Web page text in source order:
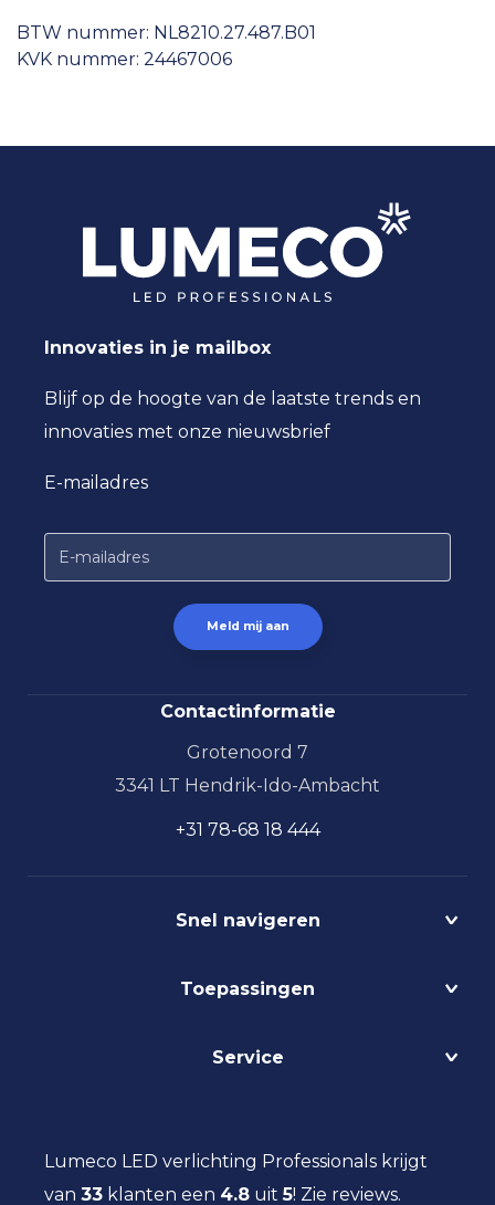
BTW nummer: NL8210.27.487.B01
KVK nummer: 24467006
Innovaties in je mailbox
Blijf op de hoogte van de laatste trends en
innovaties met onze nieuwsbrief
E-mailadres
Contactinformatie
Grotenoord 7
3341 LT Hendrik-Ido-Ambacht
+31 78-68 18 444
Snel navigeren
Circulair
Lichtmanagement
Maatwerk
Social Return
Toepassingen
Kantoorverlichting
Projectverlichting
Scheepsverlichting
Service
Aanbestedingen
Eindgebruiker
Lumeco LED verlichting Professionals krijgt
van 33 klanten een 4.8 uit5! Zie reviews.